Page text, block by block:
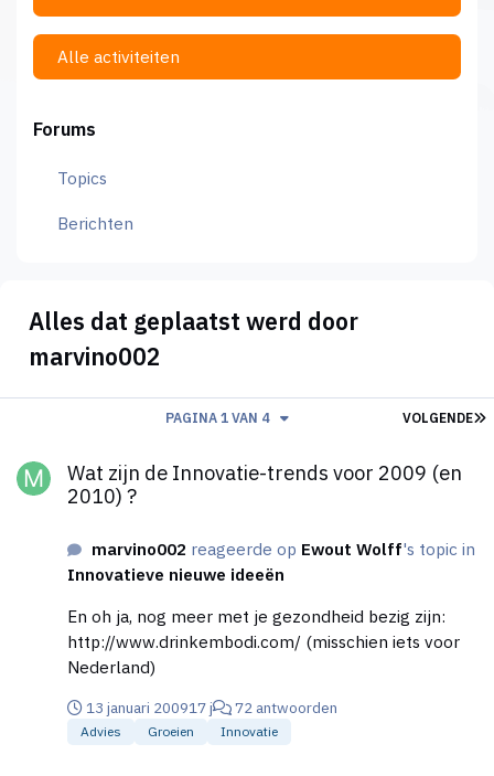
Alle activiteiten
Forums
Topics
Berichten
Alles dat geplaatst werd door
marvino002
VOLGENDE
PAGINA 1 VAN 4
Wat zijn de Innovatie-trends voor 2009 (en
2010) ?
marvino002 reageerde op Ewout Wolff's topic in
Innovatieve nieuwe ideeën
En oh ja, nog meer met je gezondheid bezig zijn:
http://www.drinkembodi.com/ (misschien iets voor
Nederland)
13 januari 200917 j 72 antwoorden
Advies Groeien Innovatie